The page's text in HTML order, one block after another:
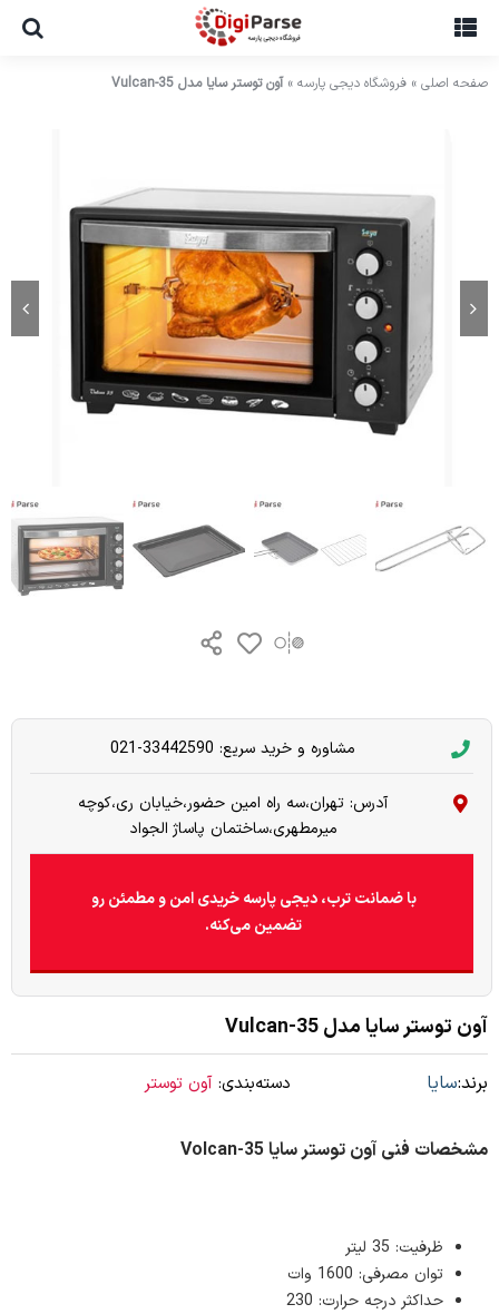
صفحه اصلی » فروشگاه دیجی پارسه »آون توستر سایا مدل Vulcan-35
مشاوره و خرید سریع: 33442590-021
آدرس: تهران،سه راه امین حضور،خیابان ری،کوچه
میرمطهری،ساختمان پاساژ الجواد
با ضمانت ترب، دیجی پارسه خریدی امن و مطمئن رو
تضمین می‌کنه.
آون توستر سایا مدل Vulcan-35
برند:سایا دسته‌بندی: آون توستر
مشخصات فنی آون توستر سایا Volcan-35
ظرفیت: 35 لیتر
توان مصرفی: 1600 وات
حداکثر درجه حرارت: 230